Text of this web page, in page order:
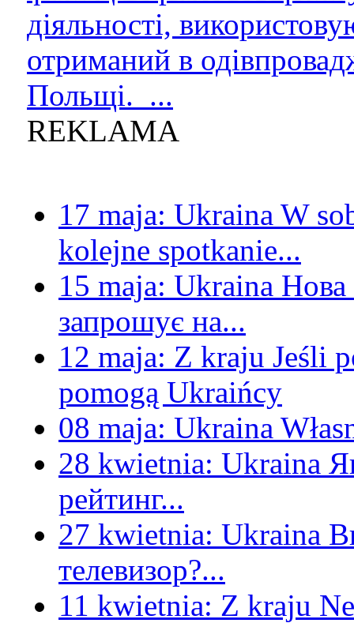
діяльності,
отриманий в
Польщі. ...
REKLAMA
17 maja: Ukraina W
kolejne spotkanie...
15 maja: Ukraina Нова
запрошує на...
12 maja: Z kraju Jeśli
pomogą Ukraińcy
08 maja: Ukraina
28 kwietnia: Ukraina
рейтинг...
27 kwietnia: Ukraina
телевизор?...
11 kwietnia: Z kraju